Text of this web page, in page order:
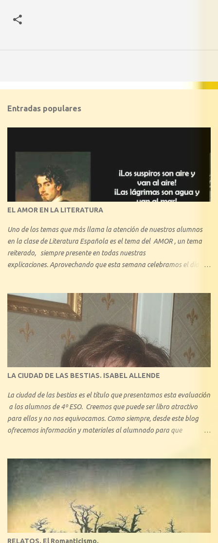
Entradas populares
EL AMOR EN LA LITERATURA
Uno de los temas que más llama la atención de nuestros alumnos
en la clase de Literatura Española es el tema del AMOR , un tema
reiterado, siempre presente en todas nuestras
explicaciones. Aprovechando que esta semana celebramos el día de
de la historia de la Literatura. Con 1º de Bachillerato y 3º ESO hemos
tratado minuciosamente el amor cortés medieval, y también, en
consecuencia, hemos visto el amor idealizado de los libros de
caballerías y novelas sentimentales, algo que les ha llamado mucho
la atención, ya que en pequeños aspectos, no se aleja demasiado del
amor actual. En este blog describiremos brevemente algunos de los
LA CIUDAD DE LAS BESTIAS. ISABEL ALLENDE
La ciudad de las bestias es el título que presentamos esta evaluación
a los alumnos de 4º ESO. Creemos que puede ser libro atractivo
para ellos y no nos equivocamos. Como siempre, desde este blog
ofrecemos información y materiales al alumnado para que
espíritus , y Retrato en sepia - de la chilena Isabel Allende. Con La
ciudad de las bestias, se inicia una trilogía que pretende acercar su
RELATOS. El Romanticismo.